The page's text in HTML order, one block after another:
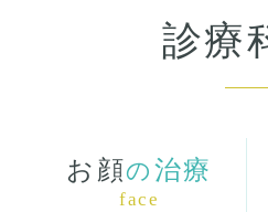
診療
お顔の 治療
face